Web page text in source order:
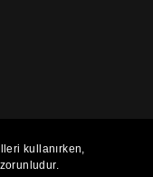
kullanırken,